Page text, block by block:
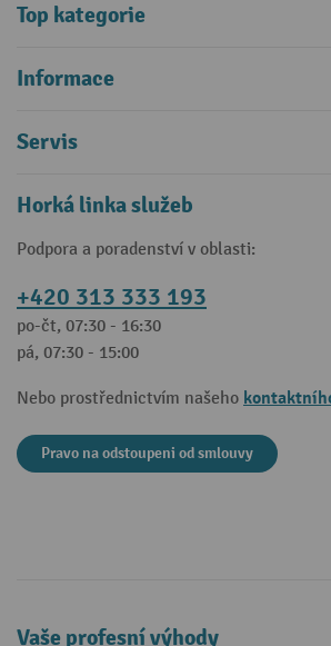
Top kategorie
Informace
Servis
Horká linka služeb
Podpora a poradenství v oblasti:
+420 313 333 193
po-čt, 07:30 - 16:30
pá, 07:30 - 15:00
Nebo prostřednictvím našeho
Pravo na odstoupeni od smlouvy
Vaše profesní výhody